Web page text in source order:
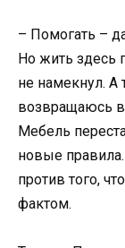
– Помогать –
Но жить здесь
не намекнул. А
возвращаюсь в
Мебель
новые
против того,
фактом.